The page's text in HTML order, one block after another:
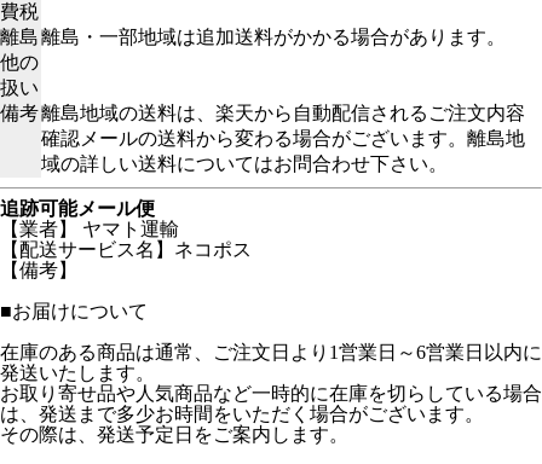
費税
離島
他の
扱い
離島・一部地域は追加送料がかかる場合があります。
備考離島地域の送料は、楽天から自動配信されるご注文内容
確認メールの送料から変わる場合がございます。離島地
域の詳しい送料についてはお問合わせ下さい。
追跡可能メール便
【業者】 ヤマト運輸
【配送サービス名】ネコポス
【備考】
■お届けについて
在庫のある商品は通常、ご注文日より1営業日～6営業日以内に
発送いたします。
お取り寄せ品や人気商品など一時的に在庫を切らしている場合
は、発送まで多少お時間をいただく場合がございます。
その際は、発送予定日をご案内します。